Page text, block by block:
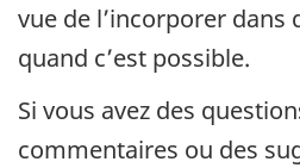
vue de l’incorporer dans
quand c’est possible.
Si vous avez des
commentaires ou des